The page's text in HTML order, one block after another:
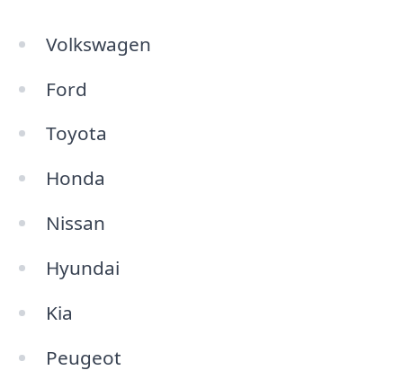
Volkswagen
Ford
Toyota
Honda
Nissan
Hyundai
Kia
Peugeot